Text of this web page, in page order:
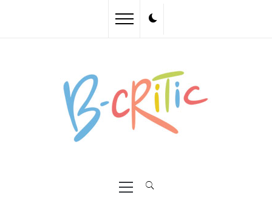
Primary
Menu